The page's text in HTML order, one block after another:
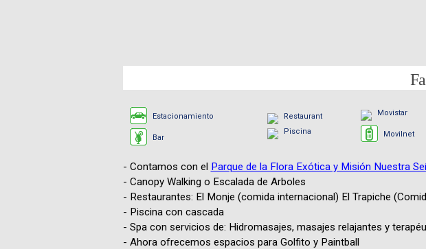
Estacionamiento
Bar
Restaurant
Piscina
Movistar
Movilnet
- Contamos con el Parque de la Flora Exótica y Misión Nuestra
- Canopy Walking o Escalada de Arboles
- Restaurantes: El Monje (comida internacional) El Trapiche
- Piscina con cascada
- Spa con servicios de: Hidromasajes, masajes relajantes y
- Ahora ofrecemos espacios para Golfito y Paintball